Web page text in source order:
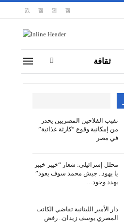
ثقافة
نقيب الفلاحين المصريين يحذر
من إمكانية وقوع “كارثة غذائية”
في مصر
محلل إسرائيلي: شعار “خيبر خيبر
يا يهود.. جيش محمد سوف يعود”
يهدد وجود…
دار الأمير اللبنانية تقاضي الكاتب
المصري يوسف زيدان.. رفض